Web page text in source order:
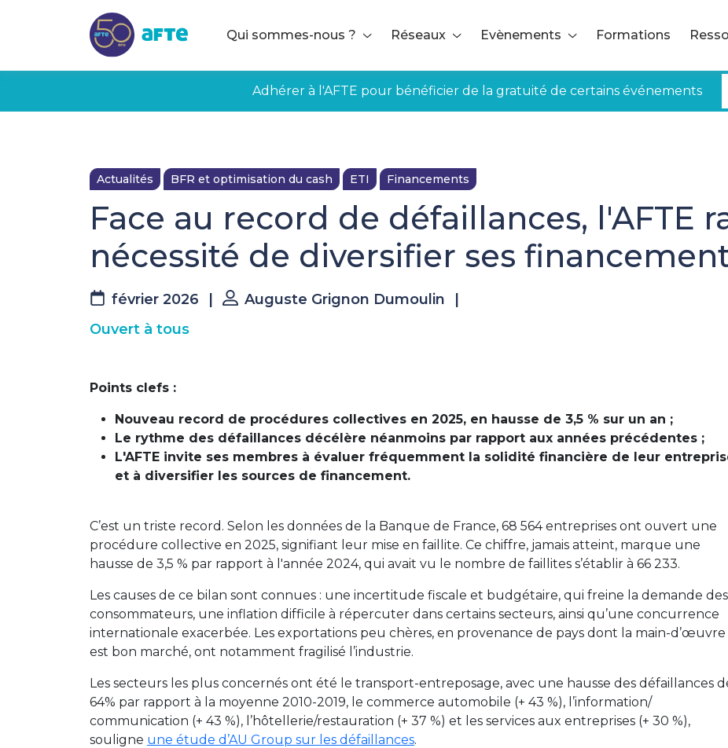
Qui sommes-nous ? Réseaux Evènements Formations
Adhérer à l'AFTE pour bénéficier de la gratuité de certains événements
Actualités BFR et optimisation du cash ETI Financements
Face au record de défaillances, l'AFTE
nécessité de diversifier ses
février 2026 Auguste Grignon Dumoulin
Ouvert à tous
Points clefs :
Nouveau record de procédures collectives en 2025, en hausse de 3,5 % sur un an ;
Le rythme des défaillances décélère néanmoins par rapport aux années précédentes ;
L'AFTE invite ses membres à évaluer fréquemment la solidité financière de leur
et à diversifier les sources de financement.
C’est un triste record. Selon les données de la Banque de France, 68 564 entreprises ont ouvert une
procédure collective en 2025, signifiant leur mise en faillite. Ce chiffre, jamais atteint, marque une
hausse de 3,5 % par rapport à l'année 2024, qui avait vu le nombre de faillites s’établir à 66 233.
Les causes de ce bilan sont connues : une incertitude fiscale et budgétaire, qui freine la demande des
consommateurs, une inflation difficile à répercuter dans certains secteurs, ainsi qu’une concurrence
internationale exacerbée. Les exportations peu chères, en provenance de pays dont la main-d’œuvre
est bon marché, ont notamment fragilisé l’industrie.
Les secteurs les plus concernés ont été le transport-entreposage, avec une hausse des défaillances
64% par rapport à la moyenne 2010-2019, le commerce automobile (+ 43 %), l’information/
communication (+ 43 %), l’hôtellerie/restauration (+ 37 %) et les services aux entreprises (+ 30 %),
souligne une étude d’AU Group sur les défaillances.